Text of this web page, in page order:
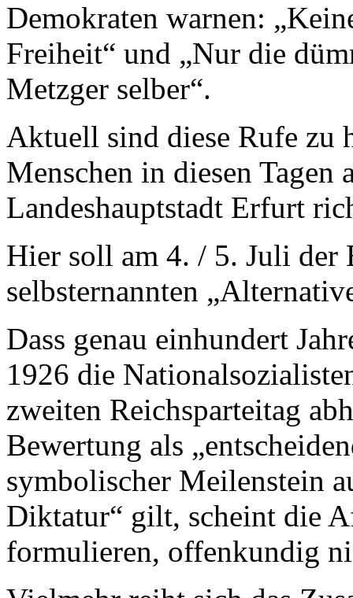
Demokraten warnen:
Freiheit“ und „Nur die
Metzger selber“.
Aktuell sind diese Rufe zu
Menschen in diesen Tagen
Landeshauptstadt Erfurt
Hier soll am 4. / 5. Juli der
selbsternannten
Dass genau einhundert
1926 die
zweiten Reichsparteitag
Bewertung als
symbolischer Meilenstein
Diktatur“ gilt, scheint die
formulieren, offenkundig